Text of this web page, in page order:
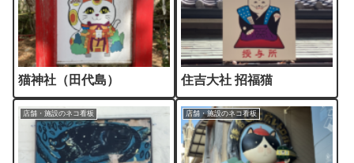
猫神社（田代島） 住吉大社 招福猫
店舗・施設のネコ看板 店舗・施設のネコ看板